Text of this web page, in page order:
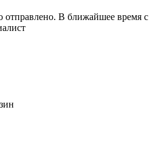
В ближайшее время с